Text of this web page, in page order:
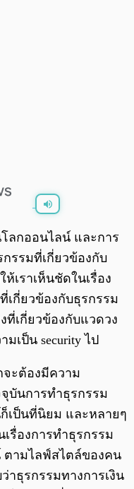
0:00
ลกออนไลน์ และการ
รรมที่เกี่ยวข้องกับ
เราเห็นชัดในเรื่อง
เกี่ยวข้องกับธุรกรรม
ที่เกี่ยวข้องกับแวดวง
เป็น security ไป
จะต้องมีความ
บันการทำธุรกรรม
เป็นที่นิยม และหลายๆ
รื่องการทำธุรกรรม
ตามไลฟ์สไตล์ของคน
าธุรกรรมทางการเงิน